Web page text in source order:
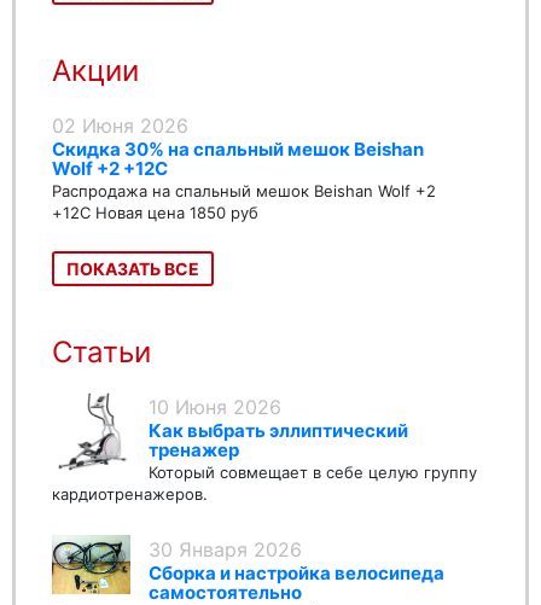
Акции
02 Июня 2026
Скидка 30% на спальный мешок Beishan
Wolf +2 +12C
Распродажа на спальный мешок Beishan Wolf +2
+12C Новая цена 1850 руб
ПОКАЗАТЬ ВСЕ
Статьи
10 Июня 2026
Как выбрать эллиптический
тренажер
Который совмещает в себе целую группу
кардиотренажеров.
30 Января 2026
Сборка и настройка велосипеда
самостоятельно